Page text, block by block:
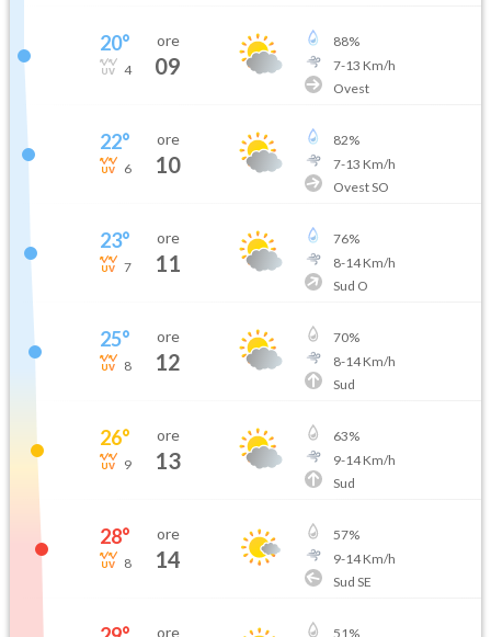
20°
4
ore
09
88%
7-13 Km/h
Ovest
22°
6
ore
10
82%
7-13 Km/h
Ovest SO
23°
7
ore
11
76%
8-14Km/h
Sud O
25°
8
ore
12
70%
8-14Km/h
Sud
26°
9
ore
13
63%
9-14Km/h
Sud
28°
8
ore
14
57%
9-14Km/h
Sud SE
ore 51 %